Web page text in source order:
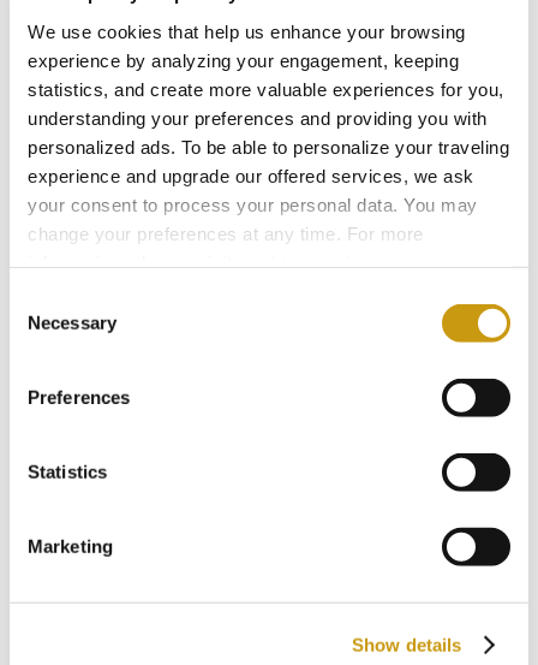
We use cookies that help us enhance your browsing
experience by analyzing your engagement, keeping
statistics, and create more valuable experiences for you,
understanding your preferences and providing you with
personalized ads. To be able to personalize your traveling
experience and upgrade our offered services, we ask
your consent to process your personal data. You may
change your preferences at any time. For more
Selection
Necessary
Preferences
Statistics
Marketing
Show details
PRIX ET
RÉCOMP-
ENSES